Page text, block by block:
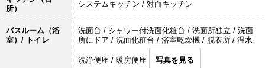
所）
システムキッチン / 対面キッチン
バスルーム（浴
室）/ トイレ
洗面台 / シャワー付洗面化粧台 / 洗面所独立 / 洗面
所にドア / 洗面化粧台 / 浴室乾燥機 / 脱衣所 / 温水
洗浄便座 / 暖房便座 写真を見る